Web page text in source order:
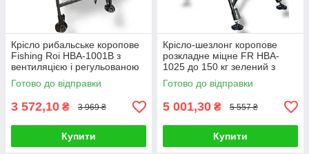
Крісло рибальське коропове
Fishing Roi HBA-1001B з
вентиляцією і регульованою
спинкою
Готово до відправки
3 572,10 ₴ 3 969 ₴
Купити
Крісло-шезлонг коропове
розкладне міцне FR HBA-
1025 до 150 кг зелений з
сірим
Готово до відправки
5 001,30 ₴ 5 557 ₴
Купити